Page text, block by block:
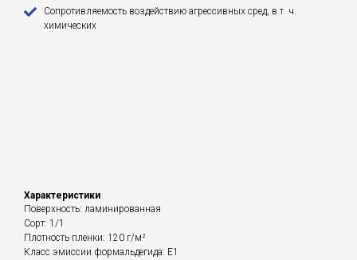
Сопротивляемость воздействию агрессивных сред, в т. ч.
химических
Характеристики
Поверхность: ламинированная
Сорт: 1/1
Плотность пленки: 120 г/м²
Класс эмиссии формальдегида: Е1